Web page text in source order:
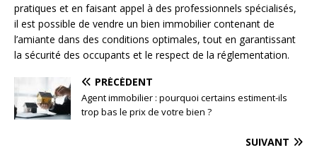
pratiques et en faisant appel à des professionnels spécialisés,
il est possible de vendre un bien immobilier contenant de
l’amiante dans des conditions optimales, tout en garantissant
la sécurité des occupants et le respect de la réglementation.
PRÉCÉDENT
Agent immobilier : pourquoi certains estiment-ils
trop bas le prix de votre bien ?
SUIVANT